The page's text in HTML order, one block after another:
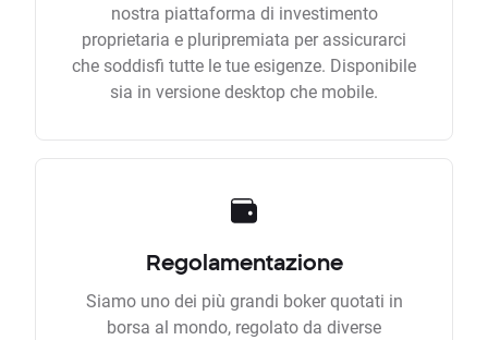
nostra piattaforma di investimento
proprietaria e pluripremiata per assicurarci
che soddisfi tutte le tue esigenze. Disponibile
sia in versione desktop che mobile.
Regolamentazione
Siamo uno dei più grandi boker quotati in
borsa al mondo, regolato da diverse